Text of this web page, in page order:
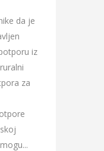
da je
iz
za